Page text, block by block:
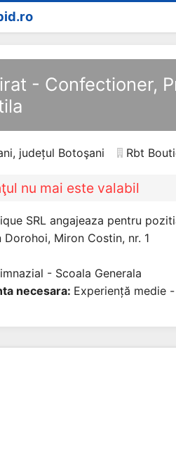
- Confectioner,
, județul Botoşani Rbt
nu mai este valabil
SRL angajeaza pentru
Dorohoi, Miron Costin, nr. 1
- Scoala Generala
necesara: Experiență medie